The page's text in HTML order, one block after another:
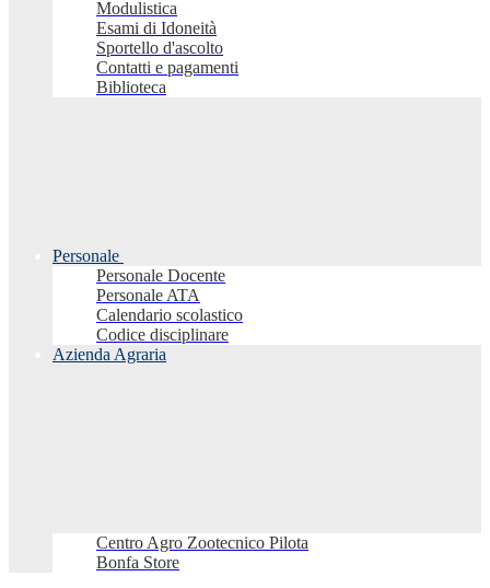
Modulistica
Esami di Idoneità
Sportello d'ascolto
Contatti e pagamenti
Biblioteca
Personale
Personale Docente
Personale ATA
Calendario scolastico
Codice disciplinare
Azienda Agraria
Centro Agro Zootecnico Pilota
Bonfa Store